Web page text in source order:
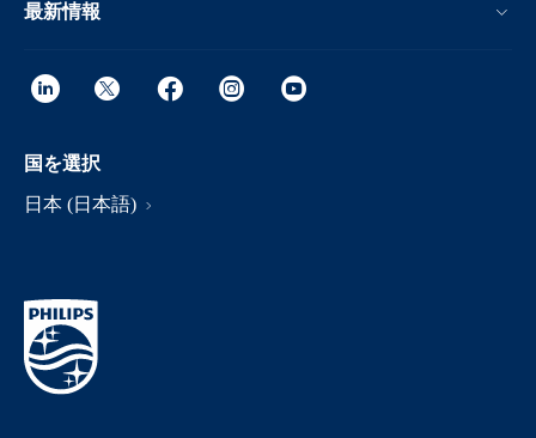
最新情報
国を選択
日本 (日本語)